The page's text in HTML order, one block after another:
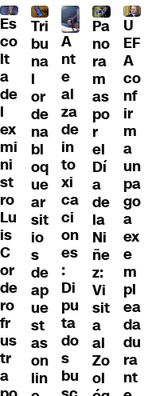
Es
co
lt
a
de
l
ex
mi
ni
st
ro
Lu
is
C
or
de
ro
fr
us
tr
a
Tri
bu
na
l
or
de
na
bl
oq
ue
ar
sit
io
s
de
ap
ue
st
as
on
lin
A
nt
e
al
za
de
in
to
xi
ca
ci
on
es
:
Di
pu
ta
do
s
bu
Pa
no
ra
m
as
po
r
el
Dí
a
de
la
Ni
ñe
z:
Vi
sit
a
al
Zo
ol
U
EF
A
co
nf
ir
m
a
un
pa
go
a
ex
e
m
pl
ea
da
du
ra
nt